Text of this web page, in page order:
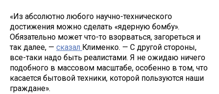
«Из абсолютно любого научно-технического
достижения можно сделать «ядерную бомбу».
Обязательно может что-то взорваться, загореться и
так далее, — сказал Клименко. — С другой стороны,
все-таки надо быть реалистами. Я не ожидаю ничего
подобного в массовом масштабе, особенно в том, что
касается бытовой техники, которой пользуются наши
граждане».